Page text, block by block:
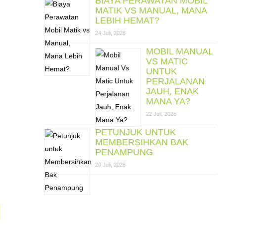
MATIK VS MANUAL, MANA
LEBIH HEMAT?
24 Juli, 2026
MOBIL MANUAL
VS MATIC
UNTUK
PERJALANAN
JAUH, ENAK
MANA YA?
22 Juli, 2026
PETUNJUK UNTUK
MEMBERSIHKAN BAK
PENAMPUNG
20 Juli, 2026